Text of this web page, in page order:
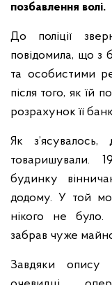
позбавлення волі.
До поліції
повідомила, що з
та особистими
після того, як їй
розрахунок її
Як з’ясувалось,
товаришували.
будинку
додому. У той
нікого не
забрав чуже
Завдяки опису